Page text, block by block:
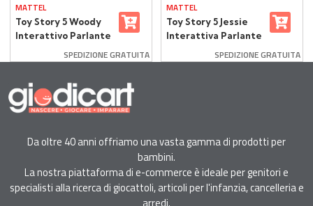
MATTEL
Toy Story 5 Woody
Interattivo Parlante
SPEDIZIONE GRATUITA
MATTEL
Toy Story 5 Jessie
Interattiva Parlante
SPEDIZIONE GRATUITA
Da oltre 40 anni offriamo una vasta gamma di prodotti per
bambini.
La nostra piattaforma di e-commerce è ideale per genitori e
specialisti alla ricerca di giocattoli, articoli per l'infanzia, cancelleria e
arredi.